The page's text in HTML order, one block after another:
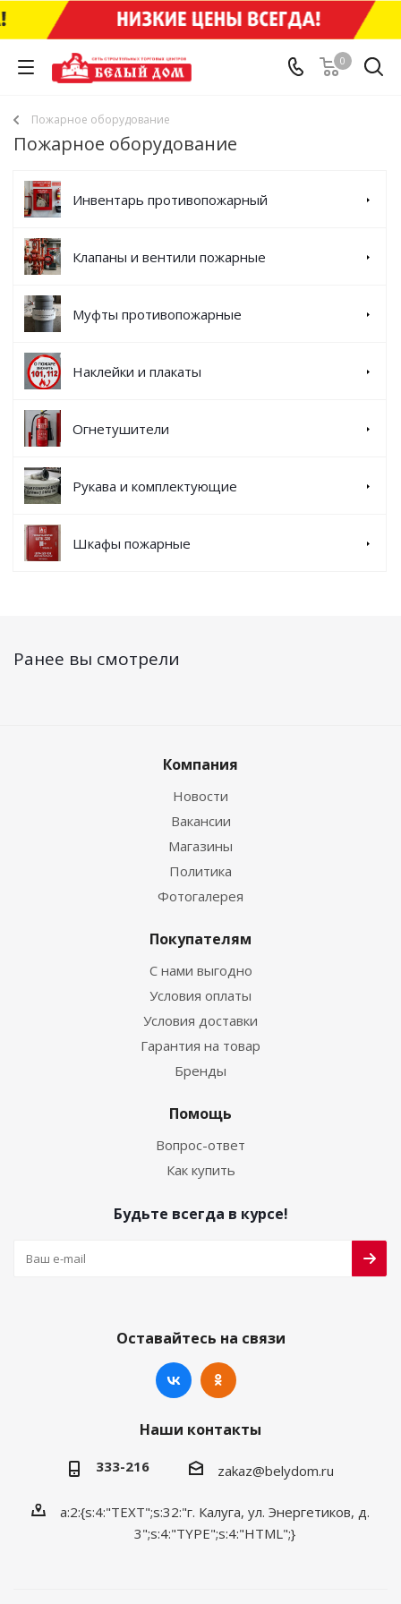
0
Пожарное оборудование
Пожарное оборудование
Инвентарь противопожарный
Клапаны и вентили пожарные
Муфты противопожарные
Наклейки и плакаты
Огнетушители
Рукава и комплектующие
Шкафы пожарные
Ранее вы смотрели
Компания
Новости
Вакансии
Магазины
Политика
Фотогалерея
Покупателям
С нами выгодно
Условия оплаты
Условия доставки
Гарантия на товар
Бренды
Помощь
Вопрос-ответ
Как купить
Будьте всегда в курсе!
Оставайтесь на связи
Наши контакты
333-216 zakaz@belydom.ru
a:2:{s:4:"TEXT";s:32:"г. Калуга, ул. Энергетиков, д.
3";s:4:"TYPE";s:4:"HTML";}